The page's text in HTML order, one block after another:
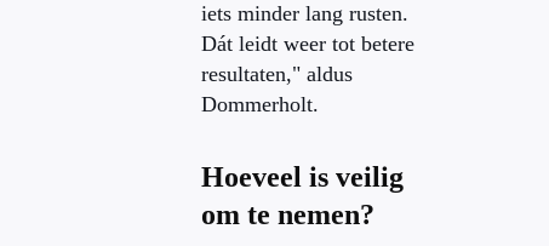
iets minder lang rusten.
Dát leidt weer tot betere
resultaten," aldus
Dommerholt.
Hoeveel is veilig
om te nemen?